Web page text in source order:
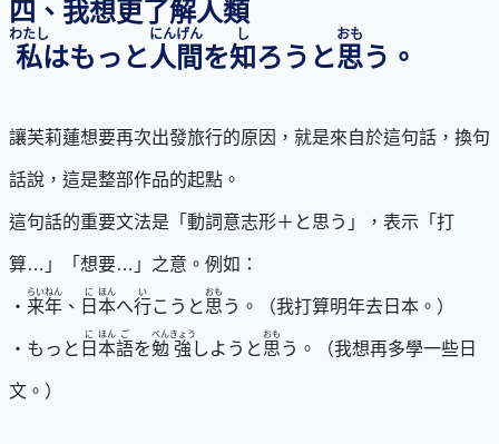
四、我想更了解人類
私
わたし
はもっと人間
にんげん
を知
し
ろうと思
おも
う。
讓芙莉蓮想要再次出發旅行的原因，就是來自於這句話，換句
話說，這是整部作品的起點。
這句話的重要文法是「動詞意志形＋と思う」，表示「打
算…」「想要…」之意。例如：
・ 来年
らいねん
、 日
に
本
ほん
へ行
い
こうと 思
おも
う。（我打算明年去日本。）
・もっと 日
に
本
ほん
語
ご
を勉
べん
強
きょう
しようと 思
おも
う。（我想再多學一些日
文。）